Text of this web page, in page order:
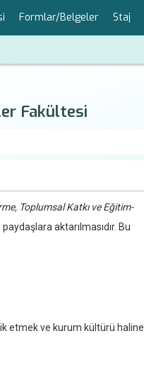
Formlar/Belgeler Staj
Fakültesi
Toplumsal Katkı ve Eğitim-
aktarılmasıdır. Bu
etmek ve kurum kültürü haline